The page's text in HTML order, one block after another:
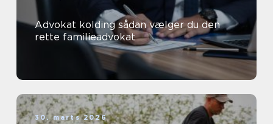
Advokat kolding sådan vælger du den
rette familieadvokat
30. marts 2026